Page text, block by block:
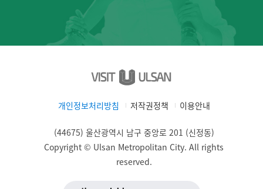
개인정보처리방침 저작권정책 이용안내
(44675) 울산광역시 남구 중앙로 201 (신정동)
Copyright © Ulsan Metropolitan City. All rights
reserved.